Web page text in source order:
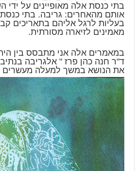
בתי כנסת אלה מאופיינים על
אותם מהאחרים: גריבה. בתי
בעליות לרגל אליהם בתאריכים
מאמינים לזיארה מסורתית.
במאמרים אלה אני מתבסס בין
ד"ר חנה כהן פרז " אלגריבה
את הנושא במשך למעלה מעשרים